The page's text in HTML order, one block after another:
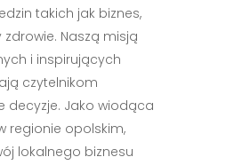
takich jak biznes,
Naszą misją
i inspirujących
czytelnikom
Jako wiodąca
regionie opolskim,
lokalnego biznesu